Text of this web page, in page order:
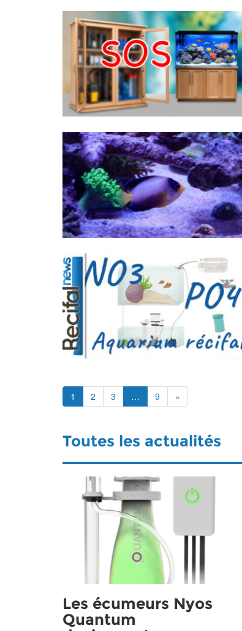
1 2 3 … 9 »
Toutes les actualités
Les écumeurs Nyos
Quantum